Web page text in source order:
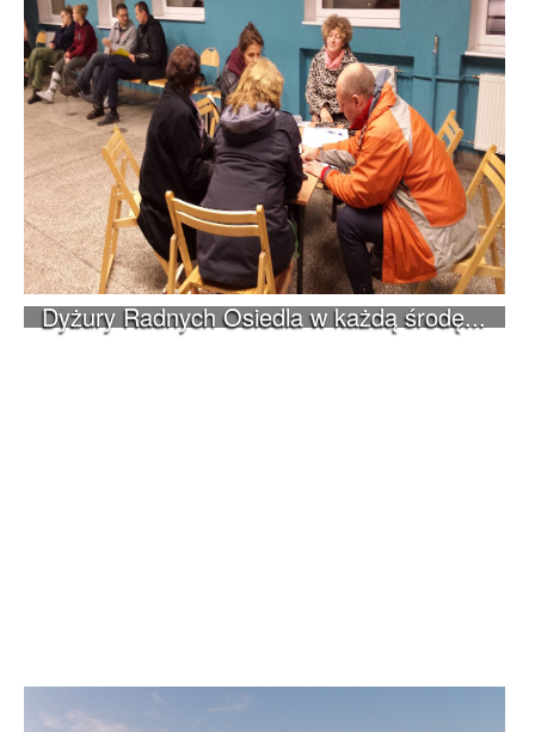
Dyżury Radnych Osiedla w każdą środę...